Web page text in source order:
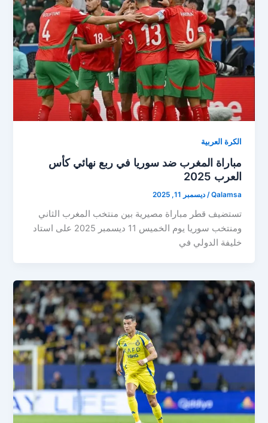
الكرة العربية
مباراة المغرب ضد سوريا في ربع نهائي كأس
العرب 2025
Qalamsa
/ديسمبر 11, 2025
تستضيف قطر مباراة مصيرية بين منتخب المغرب الثاني
ومنتخب سوريا يوم الخميس 11 ديسمبر 2025 على استاد
خليفة الدولي في